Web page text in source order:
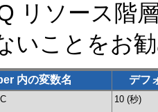
リソース階
いことをお
内の変数名 デフ
10 (秒)